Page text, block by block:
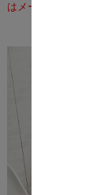
はメールにて、お気